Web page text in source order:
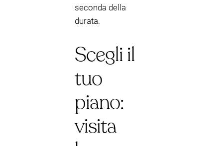
seconda della
durata.
Scegli il
tuo
piano:
visita